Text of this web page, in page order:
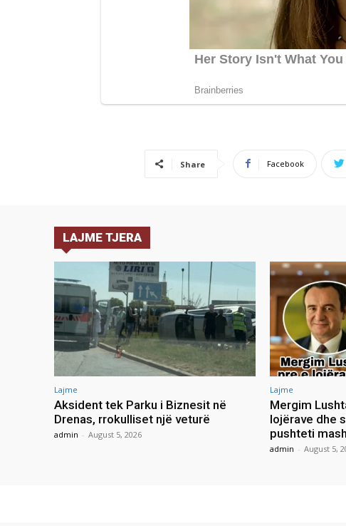
Share Facebook
LAJME TJERA
Lajme
Aksident tek Parku i Biznesit në
Drenas, rrokulliset një veturë
admin - August 5, 2026
Lajme
Mergim
lojërave dhe
pushteti
admin - August 5,